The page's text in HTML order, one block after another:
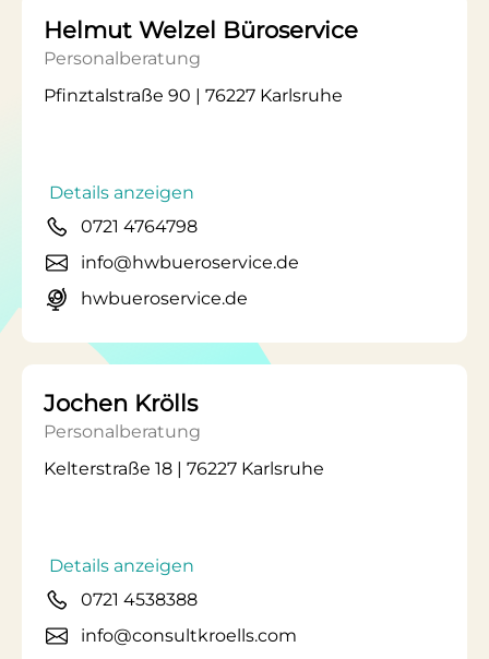
Helmut Welzel Büroservice
Personalberatung
Pfinztalstraße 90 | 76227 Karlsruhe
Details anzeigen
0721 4764798
info@hwbueroservice.de
hwbueroservice.de
Jochen Krölls
Personalberatung
Kelterstraße 18 | 76227 Karlsruhe
Details anzeigen
0721 4538388
info@consultkroells.com